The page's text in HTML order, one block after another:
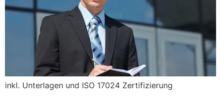
inkl. Unterlagen und ISO 17024 Zertifizierung